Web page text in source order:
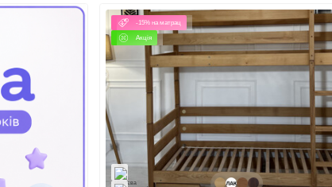
-15% на матрац
Акція